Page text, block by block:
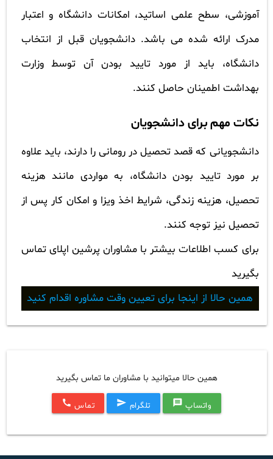
آموزشی، سطح علمی اساتید، امکانات دانشگاه و اعتبار
مدرک ارائه شده می باشد. دانشجویان قبل از انتخاب
دانشگاه، باید از مورد تایید بودن آن توسط وزارت
بهداشت اطمینان حاصل کنند.
نکات مهم برای دانشجویان
دانشجویانی که قصد تحصیل در رومانی را دارند، باید علاوه
بر مورد تایید بودن دانشگاه، به مواردی مانند هزینه
تحصیل، هزینه زندگی، شرایط اخذ ویزا و امکان کار پس از
تحصیل نیز توجه کنند.
برای کسب اطلاعات بیشتر با مشاوران پرشین اپلای تماس
بگیرید
همین حالا از اینجا برای تعیین وقت مشاوره اقدام کنید
همین حالا میتوانید با مشاوران ما تماس بگیرید
واتساپ message تلگرام send تماس call